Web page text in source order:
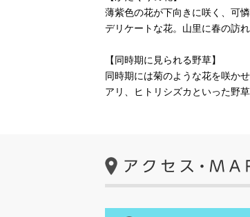
薄紫色の花が下向きに咲く、可
デリケートな花。山里に春の訪
【同時期に見られる野草】
同時期には菊のような花を咲か
アリ、ヒトリシズカといった野